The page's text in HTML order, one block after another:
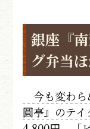
銀座『
グ弁当
今も変わら
圓亭』のテイ